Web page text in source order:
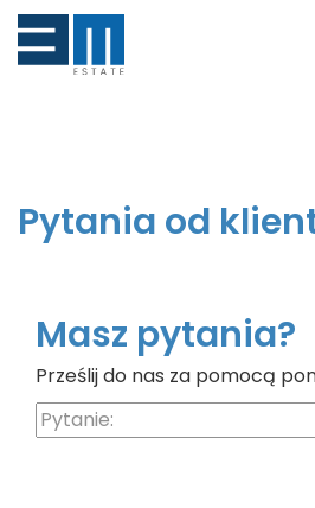
Pytania od
Masz pytania?
Prześlij do nas za pomocą